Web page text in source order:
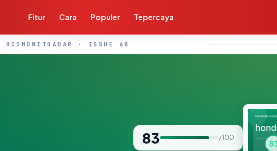
Fitur Cara Populer Tepercaya
KOSMONITRADAR · ISSUE 68
83 / 100